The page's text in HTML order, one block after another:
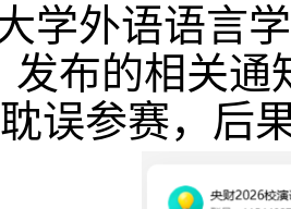
学外语语言
发布的相关通
误参赛，后